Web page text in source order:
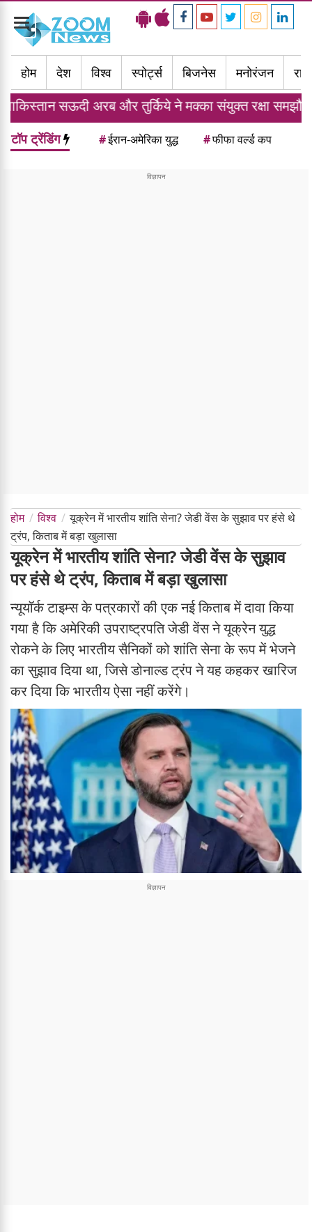
Toggle
navigation
होम
देश विश्व स्पोर्ट्स बिजनेस मनोरंजन
अरब और तुर्किये ने मक्का संयुक्त रक्षा समझौते पर किए
टॉप ट्रेंडिंग #ईरान-अमेरिका युद्ध #फीफा वर्ल्ड कप
होम विश्व
यूक्रेन में भारतीय शांति सेना? जेडी वेंस के सुझाव पर हंसे थे
ट्रंप, किताब में बड़ा खुलासा
यूक्रेन में भारतीय शांति सेना? जेडी वेंस के सुझाव
पर हंसे थे ट्रंप, किताब में बड़ा खुलासा
न्यूयॉर्क टाइम्स के पत्रकारों की एक नई किताब में दावा किया
गया है कि अमेरिकी उपराष्ट्रपति जेडी वेंस ने यूक्रेन युद्ध
रोकने के लिए भारतीय सैनिकों को शांति सेना के रूप में भेजने
का सुझाव दिया था, जिसे डोनाल्ड ट्रंप ने यह कहकर खारिज
कर दिया कि भारतीय ऐसा नहीं करेंगे।